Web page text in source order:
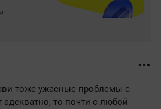
тоже ужасные проблемы с
то почти с любой